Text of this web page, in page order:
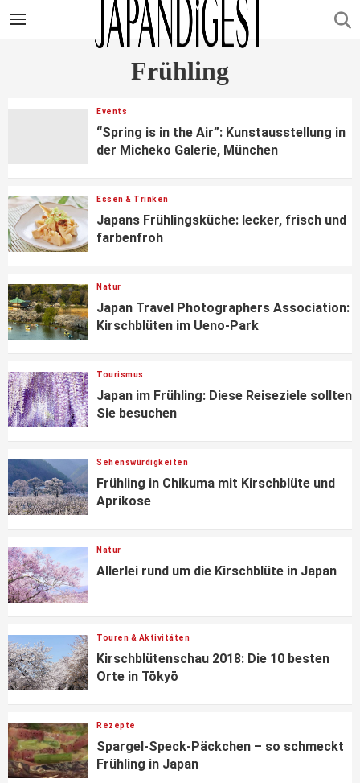
Frühling
Events
“Spring is in the Air”: Kunstausstellung in
der Micheko Galerie, München
Essen & Trinken
Japans Frühlingsküche: lecker, frisch und
farbenfroh
Natur
Japan Travel Photographers Association:
Kirschblüten im Ueno-Park
Tourismus
Japan im Frühling: Diese Reiseziele sollten
Sie besuchen
Sehenswürdigkeiten
Frühling in Chikuma mit Kirschblüte und
Aprikose
Natur
Allerlei rund um die Kirschblüte in Japan
Touren & Aktivitäten
Kirschblütenschau 2018: Die 10 besten
Orte in Tōkyō
Rezepte
Spargel-Speck-Päckchen – so schmeckt
Frühling in Japan